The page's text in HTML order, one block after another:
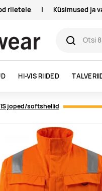
riietele | Küsimused ja
HI-VIS RIIDED
joped/softshellid